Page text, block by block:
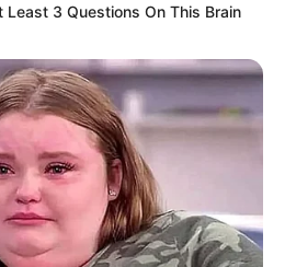
Least 3 Questions On This Brain